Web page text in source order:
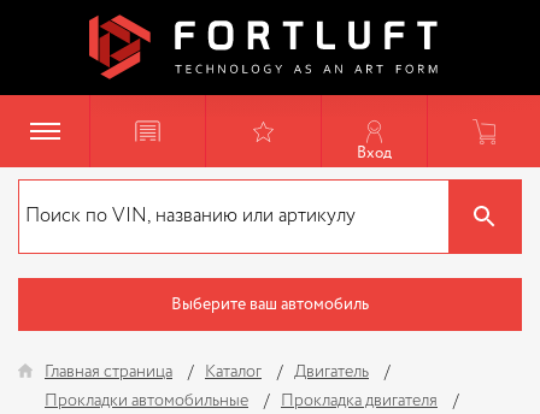
Вход
Выберите ваш автомобиль
Главная страница Каталог
Двигатель
Прокладки автомобильные
Прокладка двигателя